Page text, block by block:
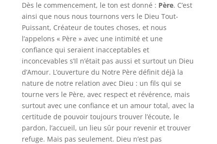
Dès le commencement, le ton est donné : Père. C’est
ainsi que nous nous tournons vers le Dieu Tout-
Puissant, Créateur de toutes choses, et nous
l’appelons « Père » avec une intimité et une
confiance qui seraient inacceptables et
inconcevables s’Il n’était pas aussi et surtout un Dieu
d’Amour. L’ouverture du Notre Père définit déjà la
nature de notre relation avec Dieu : un fils qui se
tourne vers le Père, avec respect et révérence, mais
surtout avec une confiance et un amour total, avec la
certitude de pouvoir toujours trouver l’écoute, le
pardon, l’accueil, un lieu sûr pour revenir et trouver
refuge. Mais pas seulement. Dieu n’est pas